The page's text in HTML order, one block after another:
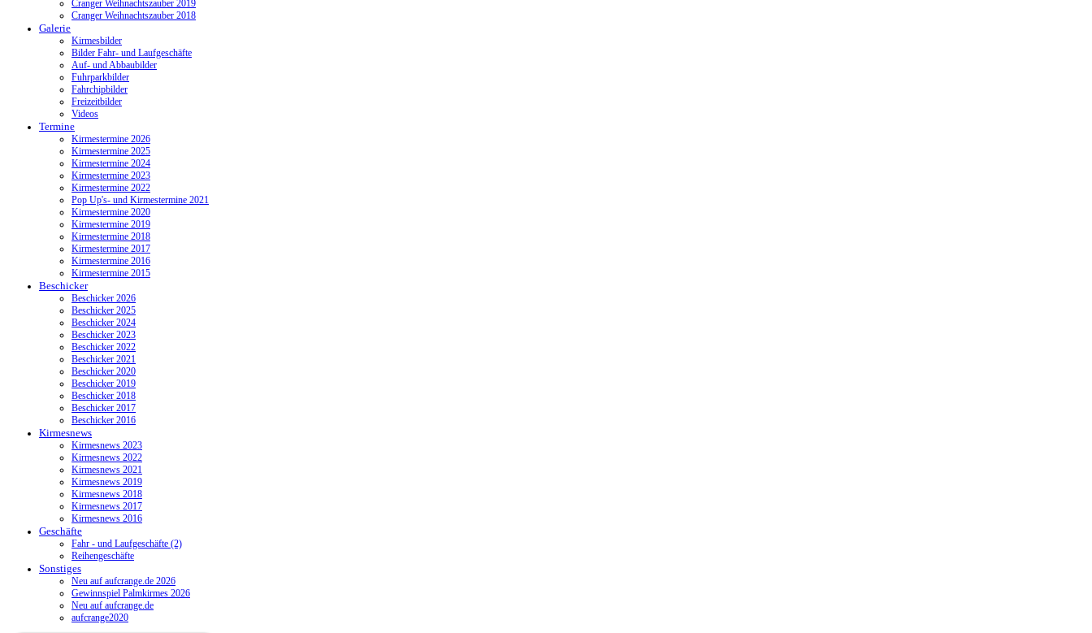
Cranger Weihnachtszauber 2019
Cranger Weihnachtszauber 2018
Galerie
Kirmesbilder
Bilder Fahr- und Laufgeschäfte
Auf- und Abbaubilder
Fuhrparkbilder
Fahrchipbilder
Freizeitbilder
Videos
Termine
Kirmestermine 2026
Kirmestermine 2025
Kirmestermine 2024
Kirmestermine 2023
Kirmestermine 2022
Pop Up's- und Kirmestermine 2021
Kirmestermine 2020
Kirmestermine 2019
Kirmestermine 2018
Kirmestermine 2017
Kirmestermine 2016
Kirmestermine 2015
Beschicker
Beschicker 2026
Beschicker 2025
Beschicker 2024
Beschicker 2023
Beschicker 2022
Beschicker 2021
Beschicker 2020
Beschicker 2019
Beschicker 2018
Beschicker 2017
Beschicker 2016
Kirmesnews
Kirmesnews 2023
Kirmesnews 2022
Kirmesnews 2021
Kirmesnews 2019
Kirmesnews 2018
Kirmesnews 2017
Kirmesnews 2016
Geschäfte
Fahr - und Laufgeschäfte (2)
Reihengeschäfte
Sonstiges
Neu auf aufcrange.de 2026
Gewinnspiel Palmkirmes 2026
Neu auf aufcrange.de
aufcrange2020